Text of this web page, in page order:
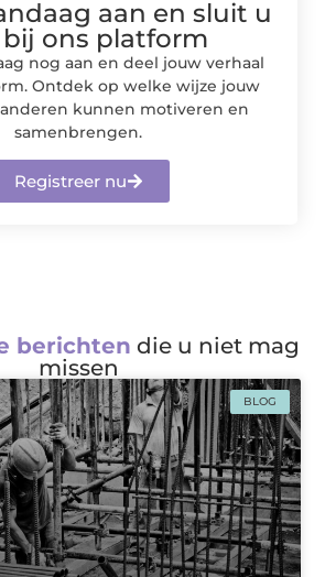
aan en sluit u
bij ons platform
nog aan en deel jouw verhaal
Ontdek op welke wijze jouw
kunnen motiveren en
samenbrengen.
Registreer nu
berichten die u niet mag
missen
BLOG